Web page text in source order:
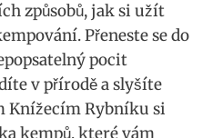
způsobů, jak si užít
Přeneste se do
pocit
v přírodě a slyšíte
Knížecím Rybníku si
kempů, které vám